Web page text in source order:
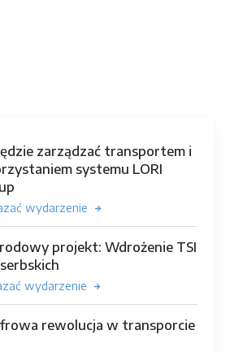
zarządzać transportem i
systemu LORI
wydarzenie
projekt: Wdrożenie TSI
wydarzenie
rewolucja w transporcie